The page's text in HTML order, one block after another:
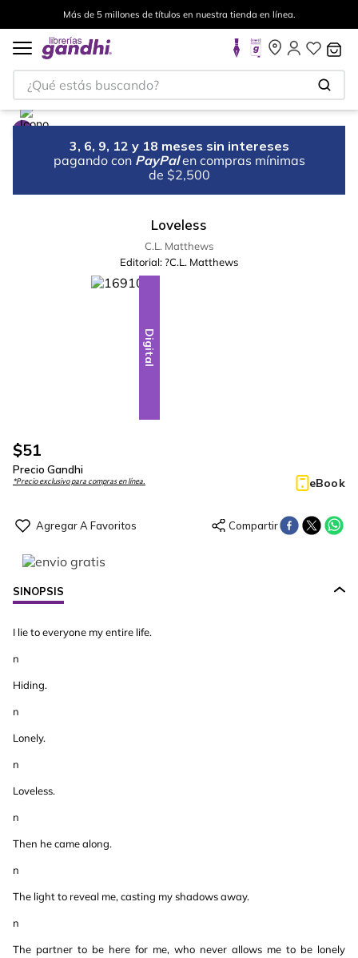
Más de 5 millones de títulos en nuestra tienda en línea.
¿Qué estás buscando?
3, 6, 9, 12 y 18 meses sin intereses
pagando con PayPal en compras mínimas
de $2,500
Loveless
C.L. Matthews
Editorial: ?C.L. Matthews
Digital
$51
Precio Gandhi
*Precio exclusivo para compras en línea. eBook
SINOPSIS
I lie to everyone my entire life.
n
Hiding.
n
Lonely.
n
Loveless.
n
Then he came along.
n
The light to reveal me, casting my shadows away.
n
The partner to be here for me, who never allows me to be lonely